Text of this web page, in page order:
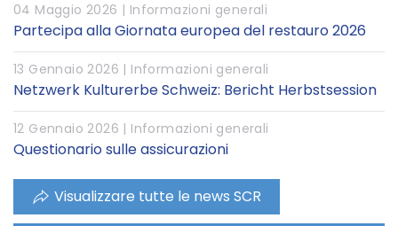
04 Maggio 2026 | Informazioni generali
Partecipa alla Giornata europea del restauro 2026
13 Gennaio 2026 | Informazioni generali
Netzwerk Kulturerbe Schweiz: Bericht Herbstsession
12 Gennaio 2026 | Informazioni generali
Questionario sulle assicurazioni
Visualizzare tutte le news SCR